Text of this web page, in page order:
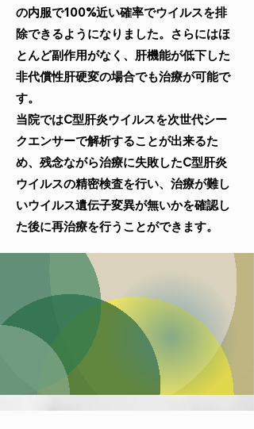
の内服で100%近い確率でウイルスを排
除できるようになりました。さらにはほ
とんど副作用がなく、肝機能が低下した
非代償性肝硬変の場合でも治療が可能で
す。
当院ではC型肝炎ウイルスを次世代シー
クエンサーで解析することが出来るた
め、残念ながら治療に失敗したC型肝炎
ウイルスの精密検査を行い、治療が難し
いウイルス遺伝子変異が無いかを確認し
た後に再治療を行うことができます。